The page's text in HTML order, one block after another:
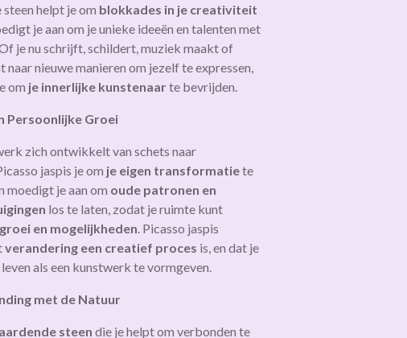
steen helpt je om blokkades in je creativiteit
je aan om je unieke ideeën en talenten met
je nu schrijft, schildert, muziek maakt of
nieuwe manieren om jezelf te expressen,
om je innerlijke kunstenaarte bevrijden.
Persoonlijke Groei
zich ontwikkelt van schets naar
jaspis je om je eigen transformatiete
moedigt je aan om oude patronen en
los te laten, zodat je ruimte kunt
en mogelijkheden . Picasso jaspis
verandering een creatief proces is, en dat je
als een kunstwerk te vormgeven.
met de Natuur
aardende steen die je helpt om verbonden te